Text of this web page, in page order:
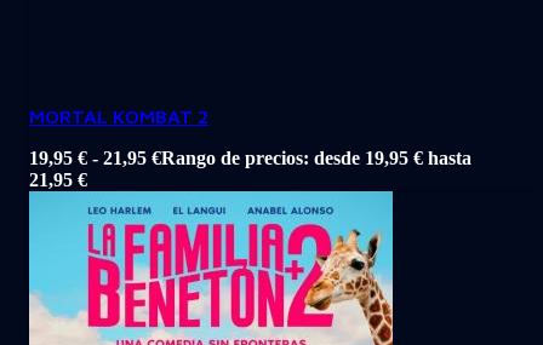
MORTAL KOMBAT 2
19,95 € - 21,95 €Rango de precios: desde 19,95 € hasta
21,95 €